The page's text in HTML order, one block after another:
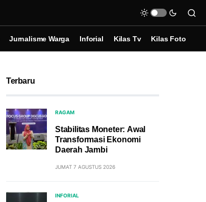
Jurnalisme Warga Inforial Kilas Tv Kilas Foto
Terbaru
RAGAM
Stabilitas Moneter: Awal
Transformasi Ekonomi
Daerah Jambi
JUMAT 7 AGUSTUS 2026
INFORIAL